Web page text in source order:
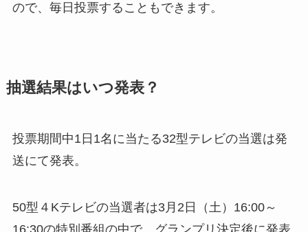
ので、毎日投票することもできます。
抽選結果はいつ発表？
投票期間中1日1名に当たる32型テレビの当選は発
送にて発表。
50型４Kテレビの当選者は3月2日（土）16:00～
16:30の特別番組の中で、グランプリ決定後に発表